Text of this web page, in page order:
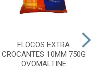
FLOCOS EXTRA
CROCANTES 10MM 750G
OVOMALTINE